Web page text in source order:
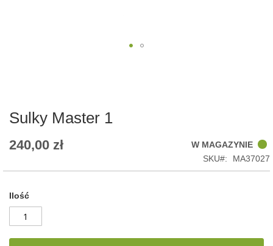
the
gallery
Sulky Master 1
240,00 zł
W MAGAZYNIE
SKU
MA37027
Ilość